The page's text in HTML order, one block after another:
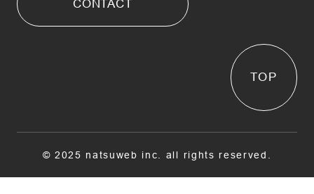
CONTACT
TOP
© 2025 natsuweb inc. all rights reserved.